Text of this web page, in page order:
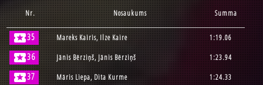
Nr. Nosaukums Summa
local_activity35 Mareks Kairis, Ilze Kaire 1:19.06
local_activity36 Jānis Bērziņš, Jānis Bērziņš 1:23.94
local_activity37 Māris Liepa, Dita Kurme 1:24.33